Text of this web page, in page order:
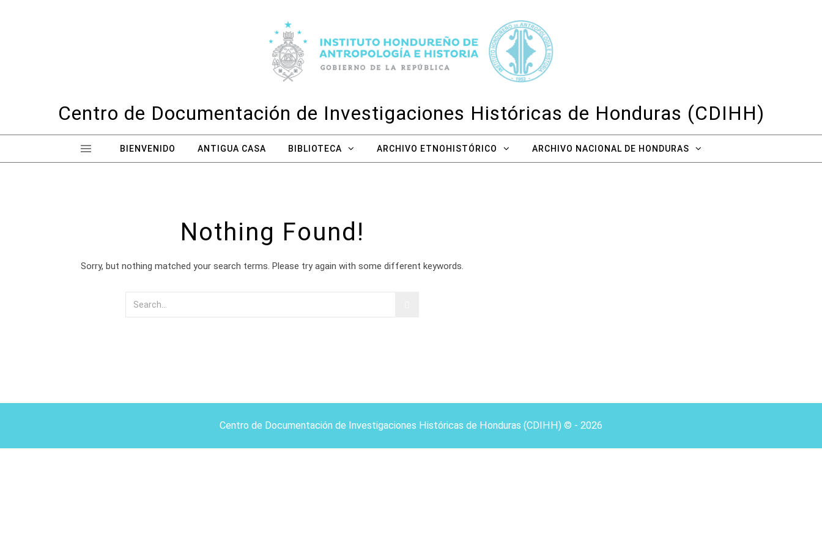
Centro de Documentación de Investigaciones Históricas de Honduras (CDIHH)
BIENVENIDO ANTIGUA CASA BIBLIOTECA ARCHIVO ETNOHISTÓRICO ARCHIVO NACIONAL DE HONDURAS
Nothing Found!
Sorry, but nothing matched your search terms. Please try again with some different keywords.
Centro de Documentación de Investigaciones Históricas de Honduras (CDIHH) © - 2026